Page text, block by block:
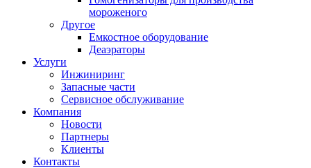
мороженого
Другое
Емкостное оборудование
Деаэраторы
Услуги
Инжиниринг
Запасные части
Сервисное обслуживание
Компания
Новости
Партнеры
Клиенты
Контакты